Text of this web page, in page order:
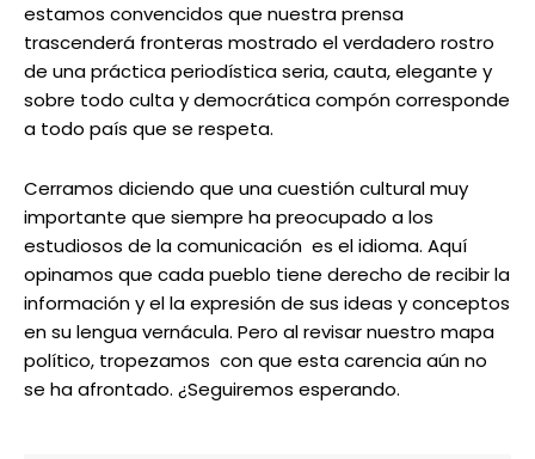
estamos convencidos que nuestra prensa
trascenderá fronteras mostrado el verdadero rostro
de una práctica periodística seria, cauta, elegante y
sobre todo culta y democrática compón corresponde
a todo país que se respeta.
Cerramos diciendo que una cuestión cultural muy
importante que siempre ha preocupado a los
estudiosos de la comunicación es el idioma. Aquí
opinamos que cada pueblo tiene derecho de recibir la
información y el la expresión de sus ideas y conceptos
en su lengua vernácula. Pero al revisar nuestro mapa
político, tropezamos con que esta carencia aún no
se ha afrontado. ¿Seguiremos esperando.